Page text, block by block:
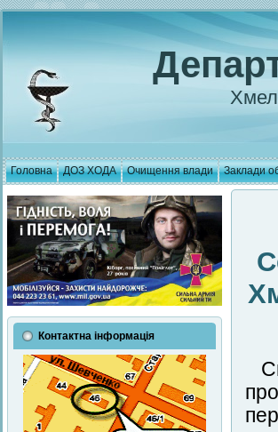
Головна ДОЗ ХОДА Очищення влади Заклади
Контактна інформація